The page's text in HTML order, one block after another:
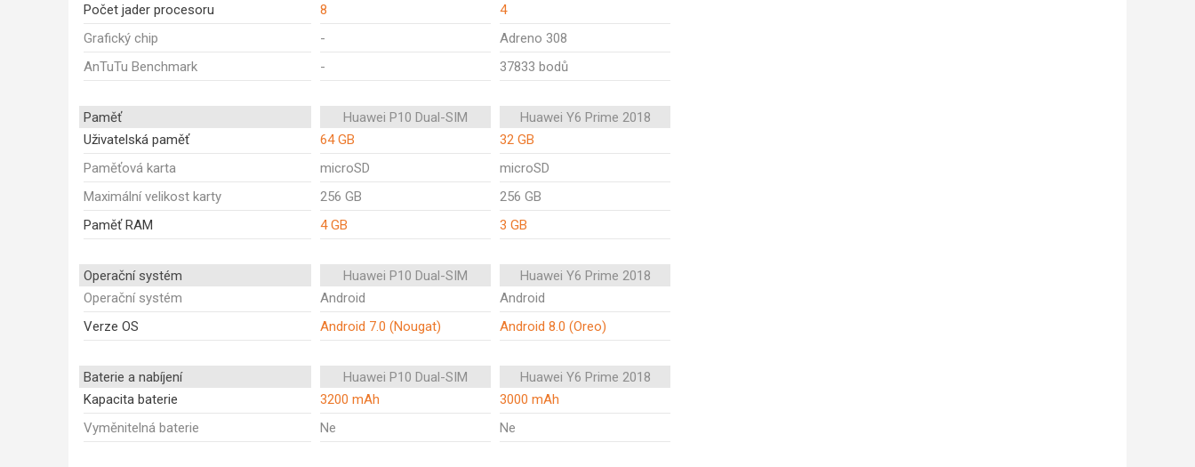
Počet jader procesoru
8
4
Grafický chip
-
Adreno 308
AnTuTu Benchmark
- 37833 bodů
Paměť Huawei P10 Dual-SIM
Huawei Y6 Prime 2018
Uživatelská paměť
64 GB
32 GB
Paměťová karta
microSD
microSD
Maximální velikost karty
256 GB
256 GB
Paměť RAM
4 GB 3 GB
Operační systém Huawei P10 Dual-SIM
Huawei Y6 Prime 2018
Operační systém
Android
Android
Verze OS
Android 7.0 (Nougat) Android 8.0 (Oreo)
Baterie a nabíjení Huawei P10 Dual-SIM
Huawei Y6 Prime 2018
Kapacita baterie
3200 mAh
3000 mAh
Vyměnitelná baterie
Ne Ne